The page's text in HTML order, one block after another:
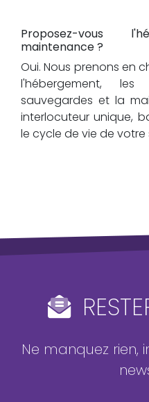
Proposez-vous
maintenance ?
Oui. Nous prenons en
l'hébergement,
sauvegardes et la
interlocuteur unique,
le cycle de vie de votre
Ne manquez rien,